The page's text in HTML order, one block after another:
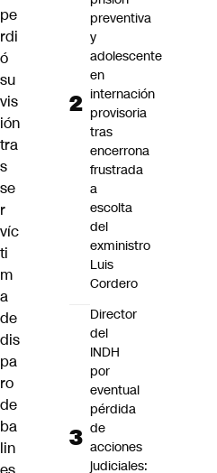
pe
rdi
ó
su
vis
ión
tra
s
se
r
víc
ti
m
a
de
dis
pa
ro
de
ba
lin
preventiva
y
adolescente
en
internación
provisoria
tras
encerrona
frustrada
a
escolta
del
exministro
Luis
Cordero
Director
del
INDH
por
eventual
pérdida
de
acciones
judiciales: